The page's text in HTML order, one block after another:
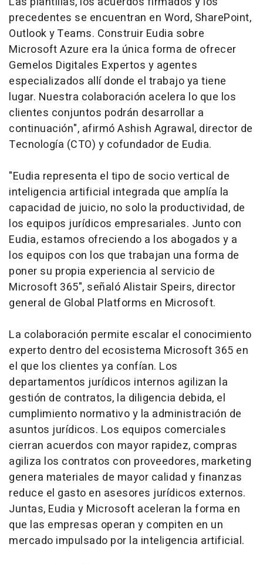
precedentes se encuentran en Word, SharePoint,
Outlook y Teams. Construir Eudia sobre
Microsoft Azure era la única forma de ofrecer
Gemelos Digitales Expertos y agentes
especializados allí donde el trabajo ya tiene
lugar. Nuestra colaboración acelera lo que los
clientes conjuntos podrán desarrollar a
continuación", afirmó Ashish Agrawal, director de
Tecnología (CTO) y cofundador de Eudia.
"Eudia representa el tipo de socio vertical de
inteligencia artificial integrada que amplía la
capacidad de juicio, no solo la productividad, de
los equipos jurídicos empresariales. Junto con
Eudia, estamos ofreciendo a los abogados y a
los equipos con los que trabajan una forma de
poner su propia experiencia al servicio de
Microsoft 365", señaló Alistair Speirs, director
general de Global Platforms en Microsoft.
La colaboración permite escalar el conocimiento
experto dentro del ecosistema Microsoft 365 en
el que los clientes ya confían. Los
departamentos jurídicos internos agilizan la
gestión de contratos, la diligencia debida, el
cumplimiento normativo y la administración de
asuntos jurídicos. Los equipos comerciales
cierran acuerdos con mayor rapidez, compras
agiliza los contratos con proveedores, marketing
genera materiales de mayor calidad y finanzas
reduce el gasto en asesores jurídicos externos.
Juntas, Eudia y Microsoft aceleran la forma en
que las empresas operan y compiten en un
mercado impulsado por la inteligencia artificial.